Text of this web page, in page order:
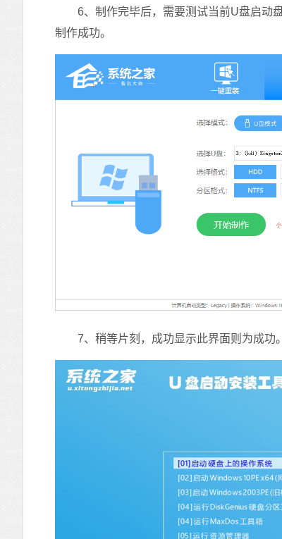
6、制作完毕后，需要测试当前U盘启动盘
制作成功。
7、稍等片刻，成功显示此界面则为成功。